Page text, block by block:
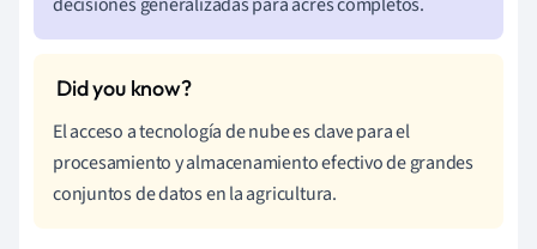
El acceso a tecnología de nube es clave para el
procesamiento y almacenamiento efectivo de grandes
conjuntos de datos en la agricultura.